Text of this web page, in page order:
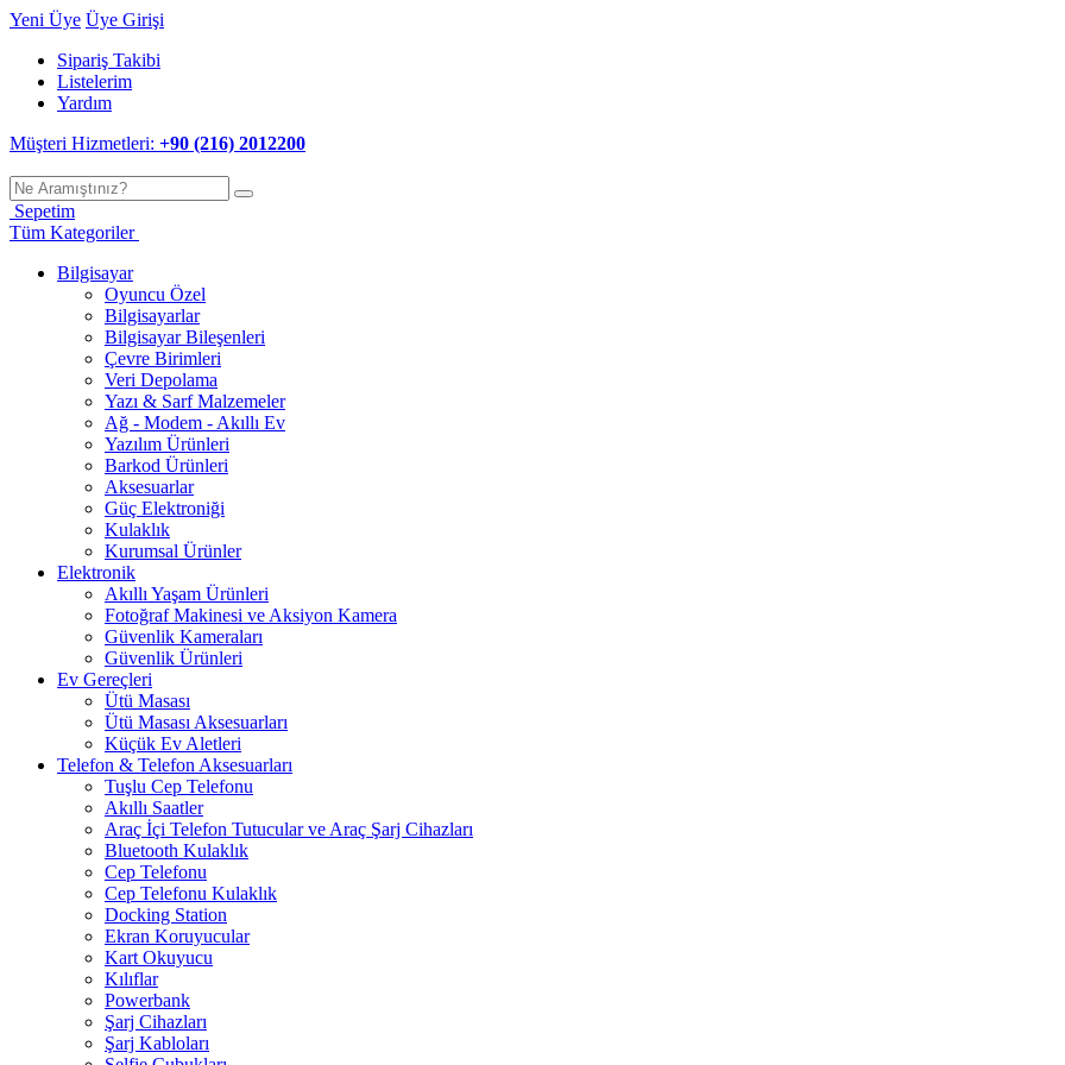
Yeni Üye Üye Girişi
Sipariş Takibi
Listelerim
Yardım
Müşteri Hizmetleri: +90 (216) 2012200
Sepetim
Tüm Kategoriler
Bilgisayar
Oyuncu Özel
Bilgisayarlar
Bilgisayar Bileşenleri
Çevre Birimleri
Veri Depolama
Yazı & Sarf Malzemeler
Ağ - Modem - Akıllı Ev
Yazılım Ürünleri
Barkod Ürünleri
Aksesuarlar
Güç Elektroniği
Kulaklık
Kurumsal Ürünler
Elektronik
Akıllı Yaşam Ürünleri
Fotoğraf Makinesi ve Aksiyon Kamera
Güvenlik Kameraları
Güvenlik Ürünleri
Ev Gereçleri
Ütü Masası
Ütü Masası Aksesuarları
Küçük Ev Aletleri
Telefon & Telefon Aksesuarları
Tuşlu Cep Telefonu
Akıllı Saatler
Araç İçi Telefon Tutucular ve Araç Şarj Cihazları
Bluetooth Kulaklık
Cep Telefonu
Cep Telefonu Kulaklık
Docking Station
Ekran Koruyucular
Kart Okuyucu
Kılıflar
Powerbank
Şarj Cihazları
Şarj Kabloları